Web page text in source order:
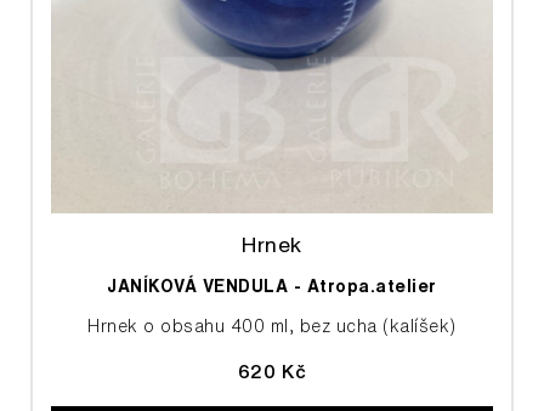
Hrnek
JANÍKOVÁ VENDULA - Atropa.atelier
Hrnek o obsahu 400 ml, bez ucha (kalíšek)
620 Kč